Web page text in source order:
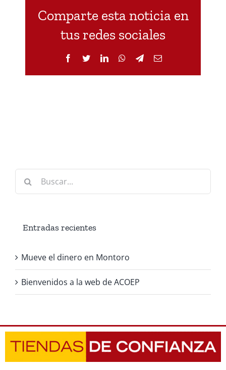
Comparte esta noticia en
tus redes sociales
Facebook
TwitterLinkedInWhatsApp
TelegramCorreo
Entradas recientes
Mueve el dinero en Montoro
Bienvenidos a la web de ACOEP